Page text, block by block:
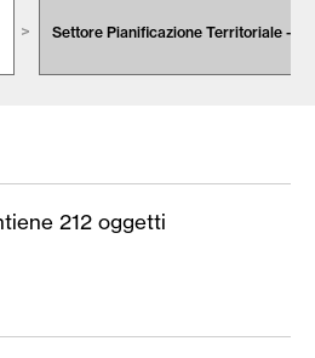
Settore Pianificazione Territoriale -
212 oggetti